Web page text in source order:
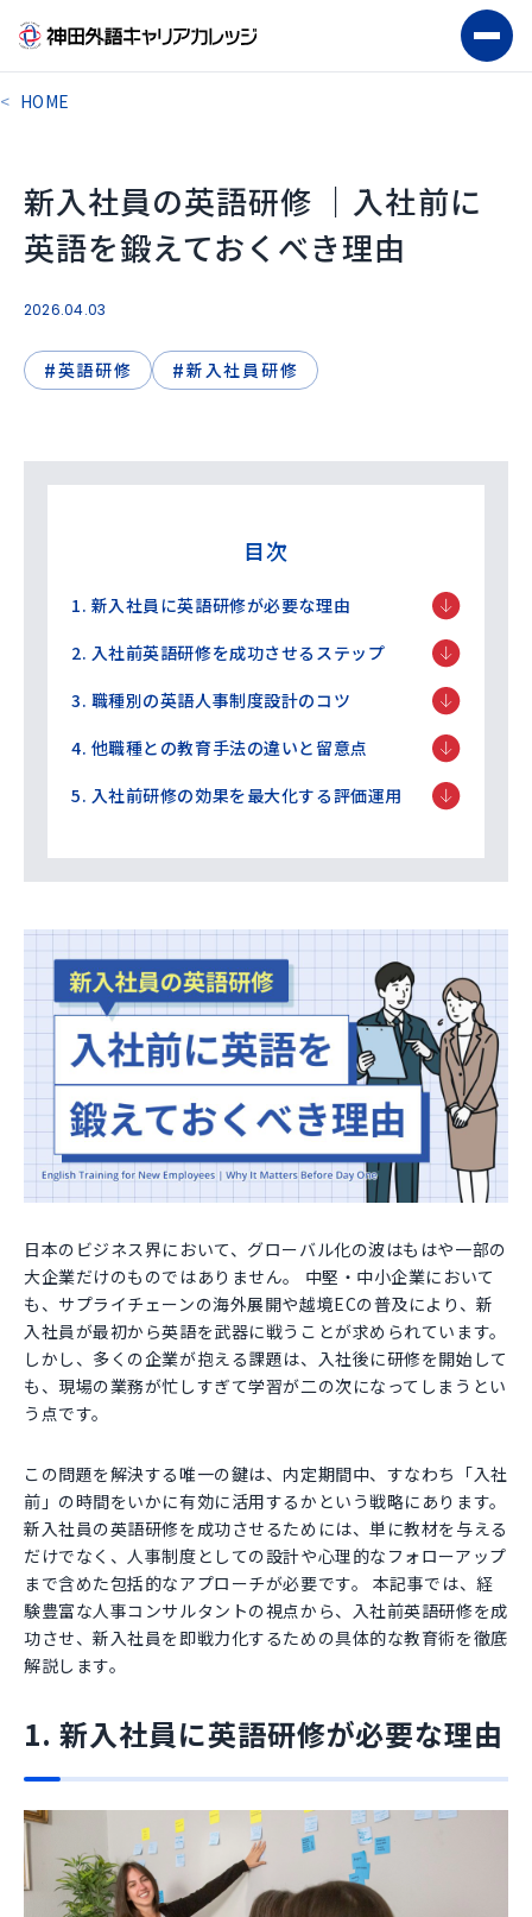
HOME
2026.04.03
新入社員の英語研修 ｜入社前に
英語を鍛えておくべき理由
#英語研修 #新入社員研修
日本のビジネス界において、グローバル化の波はもはや一部の
大企業だけのものではありません。 中堅・中小企業において
も、サプライチェーンの海外展開や越境ECの普及により、新
入社員が最初から英語を武器に戦うことが求められています。
しかし、多くの企業が抱える課題は、入社後に研修を開始して
も、現場の業務が忙しすぎて学習が二の次になってしまうとい
う点です。
この問題を解決する唯一の鍵は、内定期間中、すなわち「入社
前」の時間をいかに有効に活用するかという戦略にあります。
新入社員の英語研修を成功させるためには、単に教材を与える
だけでなく、人事制度としての設計や心理的なフォローアップ
まで含めた包括的なアプローチが必要です。 本記事では、経
験豊富な人事コンサルタントの視点から、入社前英語研修を成
功させ、新入社員を即戦力化するための具体的な教育術を徹底
解説します。
1. 新入社員に英語研修が必要な理由
目次
1. 新入社員に英語研修が必要な理由
2. 入社前英語研修を成功させるステップ
3. 職種別の英語人事制度設計のコツ
4. 他職種との教育手法の違いと留意点
5. 入社前研修の効果を最大化する評価運用